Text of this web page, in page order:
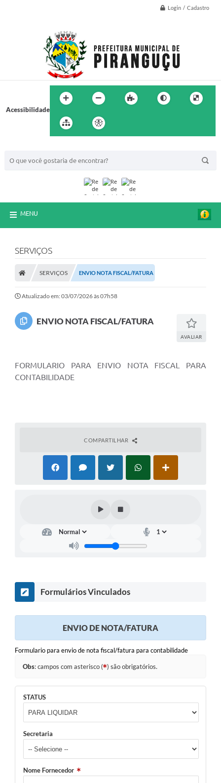
Login / Cadastro
Acessibilidade
MENU
SERVIÇOS
SERVIÇOS ENVIO NOTA FISCAL/FATURA
Atualizado em: 03/07/2026 às 07h58
ENVIO NOTA FISCAL/FATURA
AVALIAR
FORMULARIO PARA ENVIO NOTA FISCAL PARA
CONTABILIDADE
COMPARTILHAR
Formulários Vinculados
ENVIO DE NOTA/FATURA
Formulario para envio de nota fiscal/fatura para contabilidade
Obs: campos com asterisco ( ) são obrigatórios.
STATUS
Secretaria
Nome Fornecedor